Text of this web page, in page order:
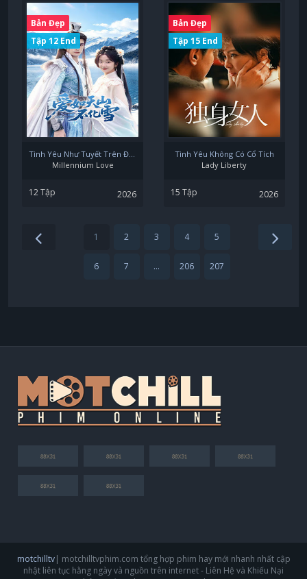
Bản Đẹp
Tập 12 End
Tình Yêu Như Tuyết Trên Đỉnh Thiên Sơn
Millennium Love
12 Tập 2026
Bản Đẹp
Tập 15 End
Tình Yêu Không Có Cổ Tích
Lady Liberty
15 Tập 2026
1 2 3 4 5
6 7 ... 206 207
motchilltv| motchilltvphim.com tổng hợp phim hay mới nhanh nhất cập
nhật liên tục hằng ngày và nguồn trên internet - Liên Hệ và Khiếu Nại